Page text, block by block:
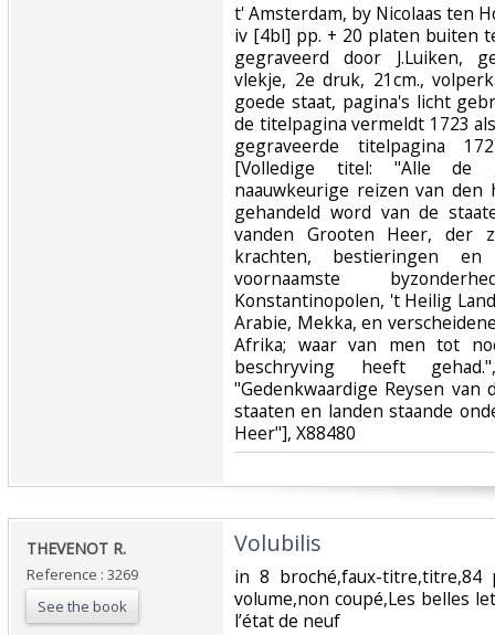
‎t' Amsterdam, by Nicolaas ten
iv [4bl] pp. + 20 platen buiten
gegraveerd door J.Luiken,
vlekje, 2e druk, 21cm.,
goede staat, pagina's licht
de titelpagina vermeldt 1723
gegraveerde titelpagina
[Volledige titel: "Alle de
naauwkeurige reizen van
gehandeld word van de
vanden Grooten Heer, der
krachten, bestieringen
voornaamste
Konstantinopolen, 't Heilig
Arabie, Mekka, en
Afrika; waar van men tot
beschryving heeft
"Gedenkwaardige Reysen
staaten en landen staande
Heer"], X88480‎
‎THEVENOT R.‎
Reference : 3269
See the book
‎Volubilis ‎
‎in 8 broché,faux-titre,titre,84
volume,non coupé,Les belles
l’état de neuf ‎